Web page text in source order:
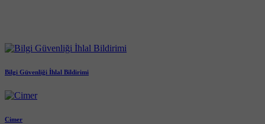
Bilgi Güvenliği İhlal Bildirimi
Cimer